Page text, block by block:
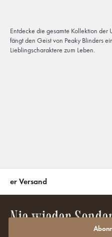
Entdecke die gesamte Kollektion der
fängt den Geist von Peaky Blinders
Lieblingscharaktere zum Leben.
Versand
Nie wieder
Rabatte